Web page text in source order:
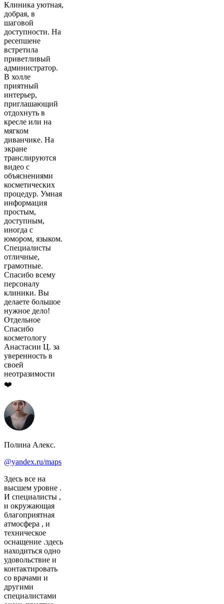
Клиника уютная,
добрая, в
шаговой
доступности. На
ресепшене
встретила
приветливый
администратор.
В холле
приятный
интерьер,
приглашающий
отдохнуть в
кресле или на
мягком
диванчике. На
экране
транслируются
видео с
объяснениями
косметических
процедур. Умная
информация
простым,
доступным,
иногда с
юмором, языком.
Специалисты
отличные,
грамотные.
Спасибо всему
персоналу
клиники. Вы
делаете большое
нужное дело!
Отдельное
Спасибо
косметологу
Анастасии Ц. за
уверенность в
своей
неотразимости
❤️
Полина Алекс.
@yandex.ru/maps
Здесь все на
высшем уровне .
И специалисты ,
и окружающая
благоприятная
атмосфера , и
техническое
оснащение .здесь
находиться одно
удовольствие и
контактировать
со врачами и
другими
специалистами